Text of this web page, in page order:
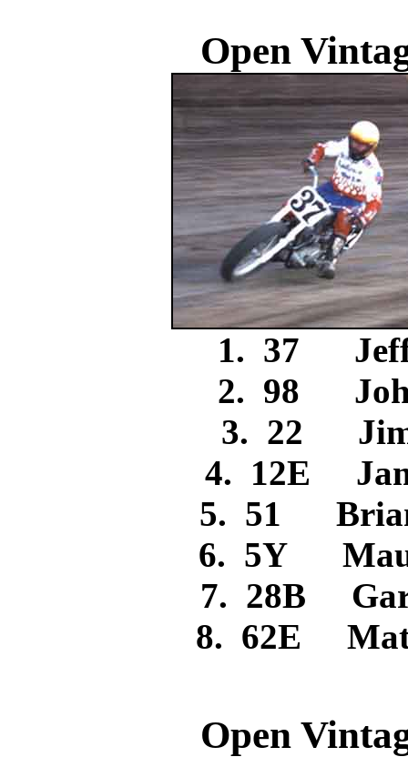
Open
1. 37
2. 98
3. 22
4. 12E
5. 51
6. 5Y
7. 28B
8. 62E
Open